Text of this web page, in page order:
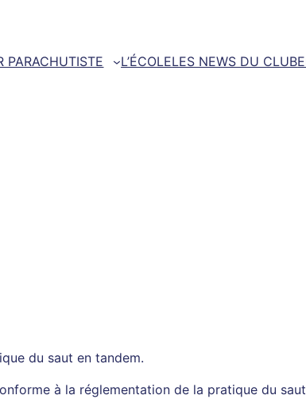
PARACHUTISTE L’ÉCOLELES NEWS DU CLUB
du saut en tandem.
à la réglementation de la pratique du